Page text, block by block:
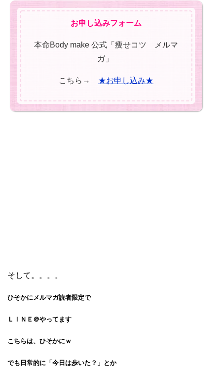
お申し込みフォーム
本命Body make 公式「痩せコツ メルマ
ガ」
こちら→ ★お申し込み★
そして。。。。
ひそかにメルマガ読者限定で
ＬＩＮＥ＠やってます
こちらは、ひそかにｗ
でも日常的に「今日は歩いた？」とか